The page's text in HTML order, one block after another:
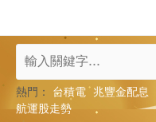
熱門： 台積電 兆豐金配息
航運股走勢